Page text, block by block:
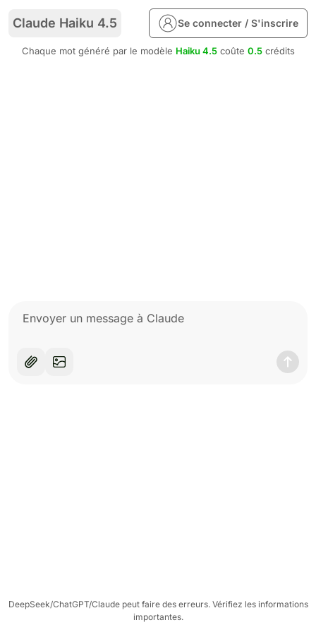
Claude Haiku 4.5 Se connecter / S'inscrire
Chaque mot généré par le modèle Haiku 4.5coûte 0.5crédits
DeepSeek/ChatGPT/Claude peut faire des erreurs. Vérifiez les informations
importantes.